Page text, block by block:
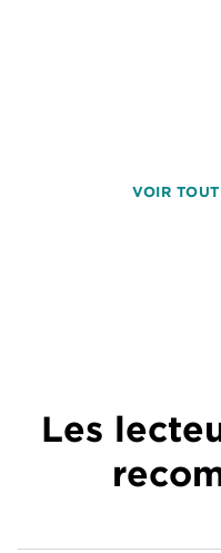
VOIR
Les